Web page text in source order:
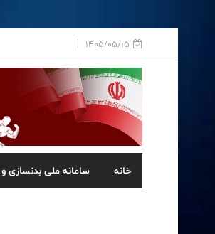
1405/05/15
خانه سامانه ملی بدنسازی